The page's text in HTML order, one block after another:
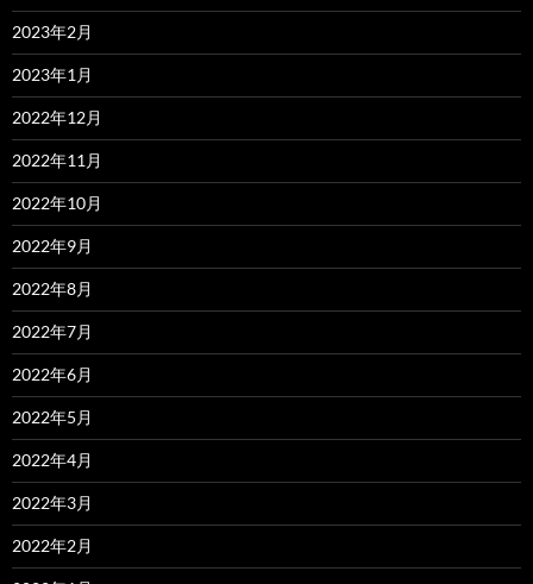
2023年2月
2023年1月
2022年12月
2022年11月
2022年10月
2022年9月
2022年8月
2022年7月
2022年6月
2022年5月
2022年4月
2022年3月
2022年2月